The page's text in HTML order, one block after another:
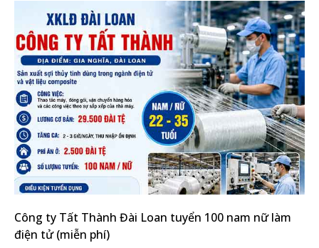
Công ty Tất Thành Đài Loan tuyển 100 nam nữ làm
điện tử (miễn phí)